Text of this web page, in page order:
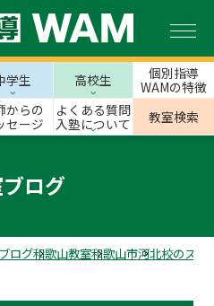
学生 高校生
個別指導
WAMの特徴
からの
セージ
よくある質問
入塾について
教室検索
ログ
ログ和歌山教室和歌山市河北校のスタ